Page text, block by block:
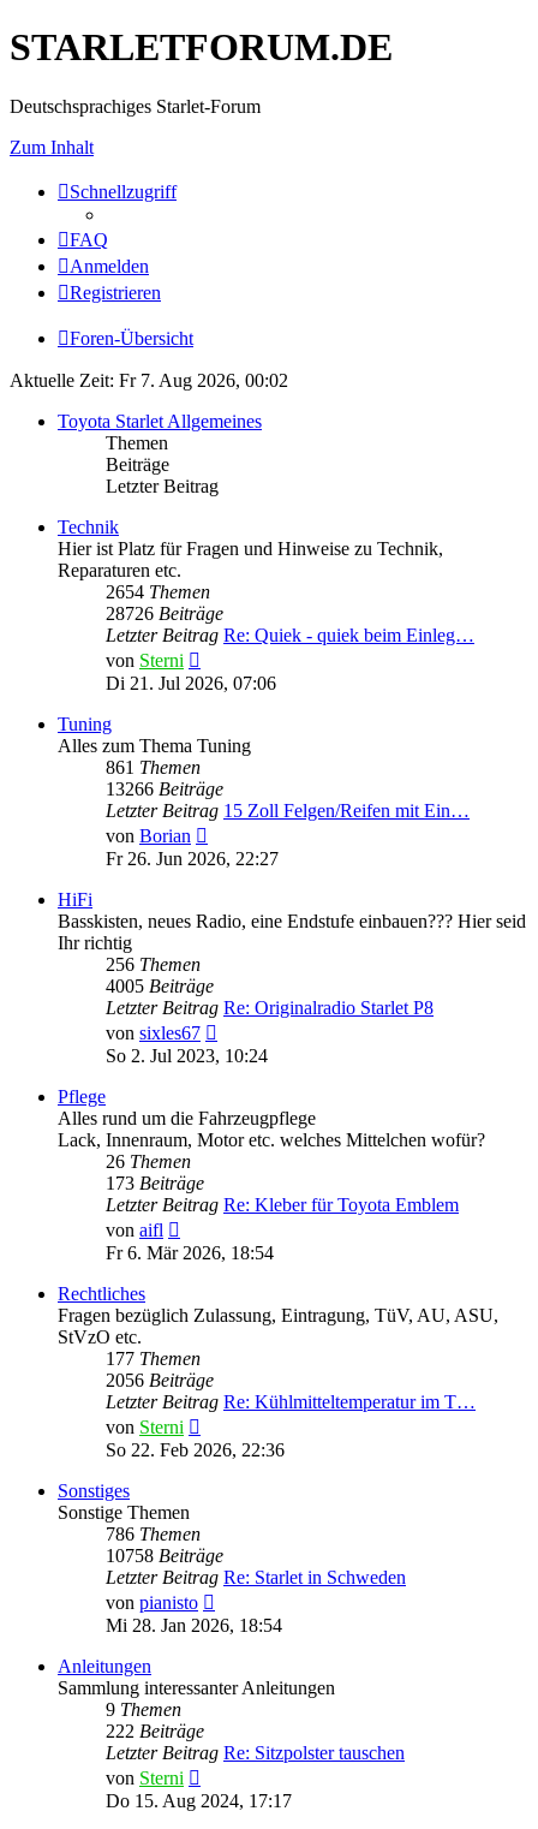
STARLETFORUM.DE
Deutschsprachiges Starlet-Forum
Zum Inhalt
Schnellzugriff
FAQ
Anmelden
Registrieren
Foren-Übersicht
Aktuelle Zeit: Fr 7. Aug 2026, 00:02
Toyota Starlet Allgemeines
Themen
Beiträge
Letzter Beitrag
Technik
Hier ist Platz für Fragen und Hinweise zu Technik,
Reparaturen etc.
2654 Themen
28726 Beiträge
Letzter Beitrag Re: Quiek - quiek beim Einleg…
von Sterni
Beitrag
Di 21. Jul 2026, 07:06
Tuning
Alles zum Thema Tuning
861 Themen
13266 Beiträge
Letzter Beitrag 15 Zoll Felgen/Reifen mit Ein…
von Borian
Beitrag
Fr 26. Jun 2026, 22:27
HiFi
Basskisten, neues Radio, eine Endstufe einbauen??? Hier seid
Ihr richtig
256 Themen
4005 Beiträge
Letzter Beitrag Re: Originalradio Starlet P8
von sixles67
Beitrag
So 2. Jul 2023, 10:24
Pflege
Alles rund um die Fahrzeugpflege
Lack, Innenraum, Motor etc. welches Mittelchen wofür?
26 Themen
173 Beiträge
Letzter Beitrag Re: Kleber für Toyota Emblem
von aifl
Beitrag
Fr 6. Mär 2026, 18:54
Rechtliches
Fragen bezüglich Zulassung, Eintragung, TüV, AU, ASU,
StVzO etc.
177 Themen
2056 Beiträge
Letzter Beitrag Re: Kühlmitteltemperatur im T…
von Sterni
Beitrag
So 22. Feb 2026, 22:36
Sonstiges
Sonstige Themen
786 Themen
10758 Beiträge
Letzter Beitrag Re: Starlet in Schweden
von pianisto
Beitrag
Mi 28. Jan 2026, 18:54
Anleitungen
Sammlung interessanter Anleitungen
9 Themen
222 Beiträge
Letzter Beitrag Re: Sitzpolster tauschen
von Sterni
Beitrag
Do 15. Aug 2024, 17:17